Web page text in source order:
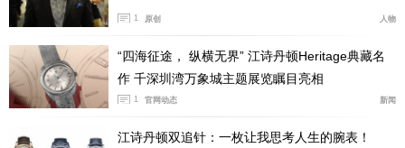
表带，两者均配以折迭式金属表扣。
1 原创 人物
“四海征途， 纵横无界” 江诗丹顿Heritage典藏名
作 千深圳湾万象城主题展览瞩目亮相
1 官网动态 新闻
江诗丹顿双追针：一枚让我思考人生的腕表！